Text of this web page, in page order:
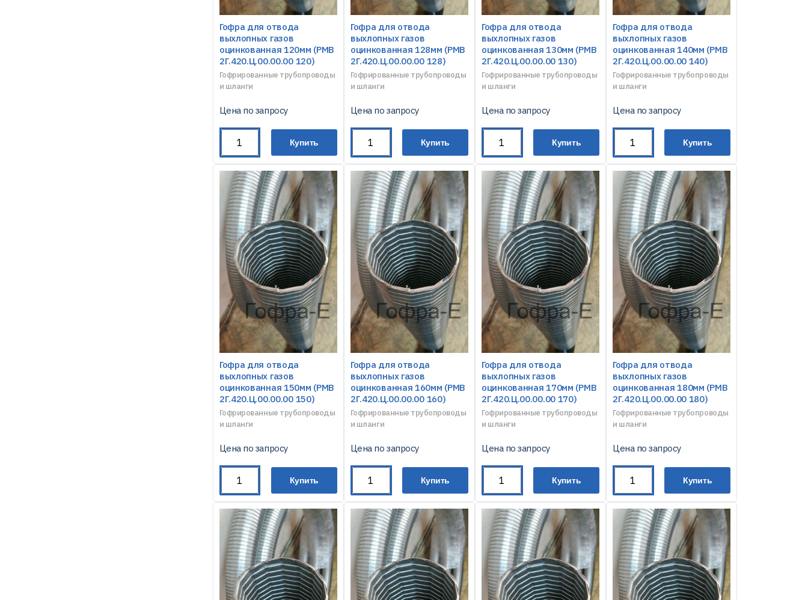
Гофра для отвода
выхлопных газов
оцинкованная 120мм (РМВ
2Г.420.Ц.00.00.00 120)
Гофрированные трубопроводы
и шланги
Цена по запросу
Купить
Гофра для отвода
выхлопных газов
оцинкованная 128мм (РМВ
2Г.420.Ц.00.00.00 128)
Гофрированные трубопроводы
и шланги
Цена по запросу
Купить
Гофра для отвода
выхлопных газов
оцинкованная 130мм (РМВ
2Г.420.Ц.00.00.00 130)
Гофрированные трубопроводы
и шланги
Цена по запросу
Купить
Гофра для отвода
выхлопных газов
оцинкованная 140мм (РМВ
2Г.420.Ц.00.00.00 140)
Гофрированные трубопроводы
и шланги
Цена по запросу
Купить
Гофра для отвода
выхлопных газов
оцинкованная 150мм (РМВ
2Г.420.Ц.00.00.00 150)
Гофрированные трубопроводы
и шланги
Цена по запросу
Купить
Гофра для отвода
выхлопных газов
оцинкованная 160мм (РМВ
2Г.420.Ц.00.00.00 160)
Гофрированные трубопроводы
и шланги
Цена по запросу
Купить
Гофра для отвода
выхлопных газов
оцинкованная 170мм (РМВ
2Г.420.Ц.00.00.00 170)
Гофрированные трубопроводы
и шланги
Цена по запросу
Купить
Гофра для отвода
выхлопных газов
оцинкованная 180мм (РМВ
2Г.420.Ц.00.00.00 180)
Гофрированные трубопроводы
и шланги
Цена по запросу
Купить